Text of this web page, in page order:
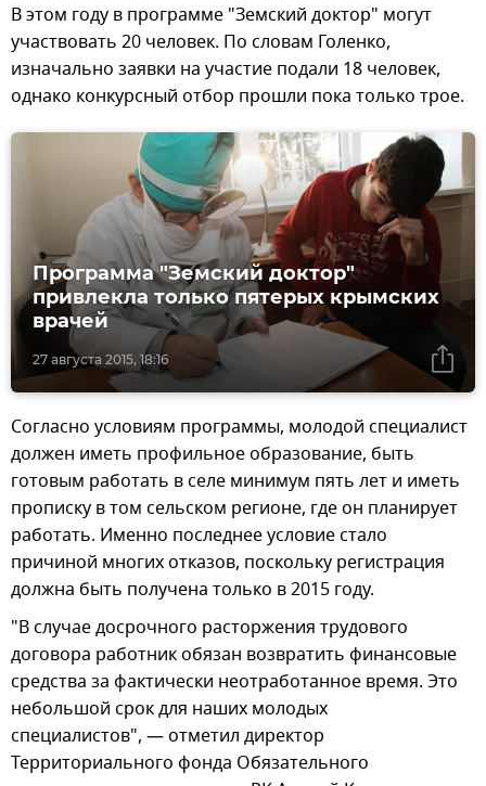
В этом году в программе "Земский доктор" могут
участвовать 20 человек. По словам Голенко,
изначально заявки на участие подали 18 человек,
однако конкурсный отбор прошли пока только трое.
27 августа 2015, 18:16
Программа "Земский доктор"
привлекла только пятерых крымских
врачей
Согласно условиям программы, молодой специалист
должен иметь профильное образование, быть
готовым работать в селе минимум пять лет и иметь
прописку в том сельском регионе, где он планирует
работать. Именно последнее условие стало
причиной многих отказов, поскольку регистрация
должна быть получена только в 2015 году.
"В случае досрочного расторжения трудового
договора работник обязан возвратить финансовые
средства за фактически неотработанное время. Это
небольшой срок для наших молодых
специалистов", — отметил директор
Территориального фонда Обязательного